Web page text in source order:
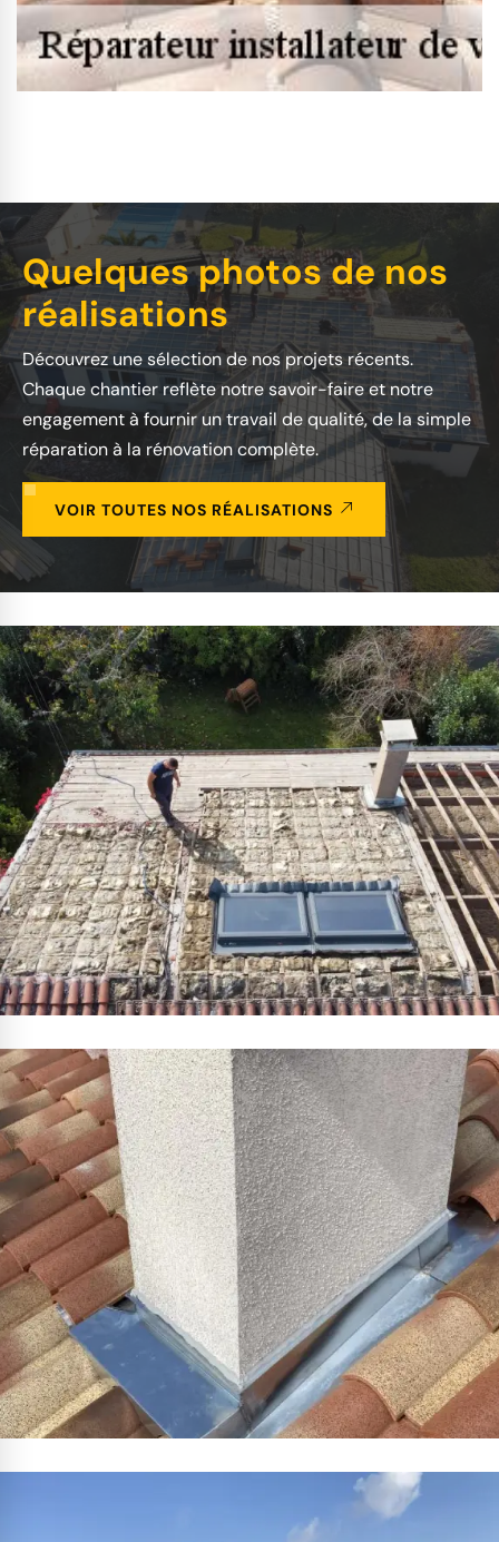
Quelques photos de nos
réalisations
Découvrez une sélection de nos projets récents.
Chaque chantier reflète notre savoir-faire et notre
engagement à fournir un travail de qualité, de la simple
réparation à la rénovation complète.
VOIR TOUTES NOS RÉALISATIONS